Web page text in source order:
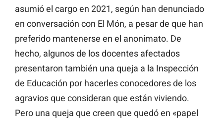
asumió el cargo en 2021, según han denunciado
en conversación con El Món, a pesar de que han
preferido mantenerse en el anonimato. De
hecho, algunos de los docentes afectados
presentaron también una queja a la Inspección
de Educación por hacerles conocedores de los
agravios que consideran que están viviendo.
Pero una queja que creen que quedó en «papel